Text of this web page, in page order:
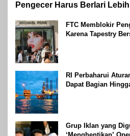
Pengecer Harus Berlari
FTC Memblokir
Karena Tapestry
RI Perbaharui
Dapat Bagian
Grup Iklan yang